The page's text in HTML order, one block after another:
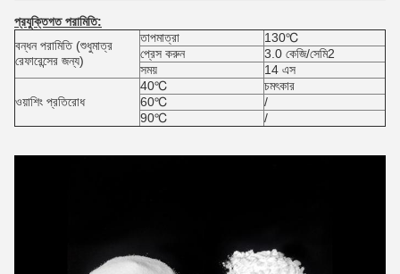
প্রযুক্তিগত পরামিতি:
বন্ধন পরামিতি (শুধুমাত্র
রেফারেন্সের জন্য)
তাপমাত্রা
130℃
প্রেস করুন
3.0 কেজি/সেমি2
সময়
14 এস
ওয়াশিং প্রতিরোধ
40℃
চমৎকার
60℃
/
90℃
/